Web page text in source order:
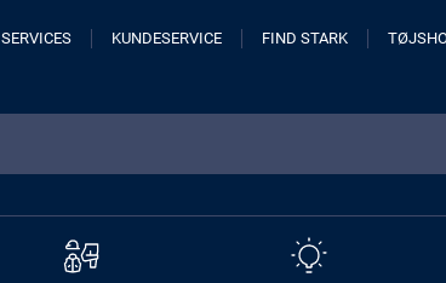
SERVICES KUNDESERVICE FIND STARK